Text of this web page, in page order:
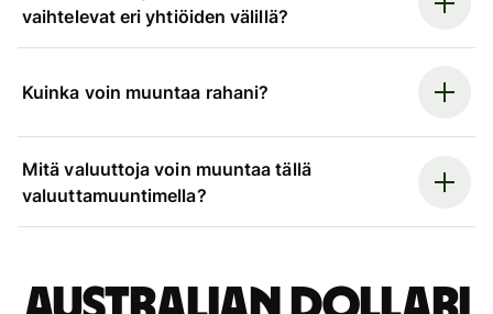
vaihtelevat eri yhtiöiden välillä?
Kuinka voin muuntaa rahani?
Mitä valuuttoja voin muuntaa tällä
valuuttamuuntimella?